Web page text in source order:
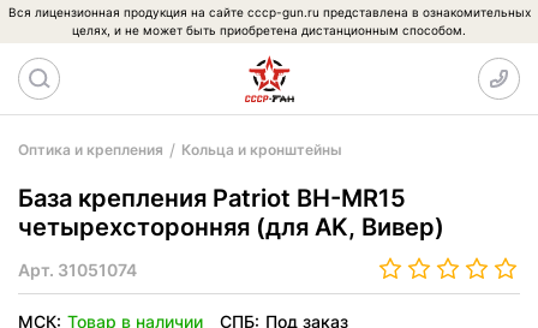
Вся лицензионная продукция на сайте cccp-gun.ru представлена в ознакомительных
целях, и не может быть приобретена дистанционным способом.
Оптика и крепления Кольца и кронштейны
База крепления Patriot BH-MR15
четырехсторонняя (для AK, Вивер)
Арт. 31051074
МСК: Товар в наличии СПБ: Под заказ